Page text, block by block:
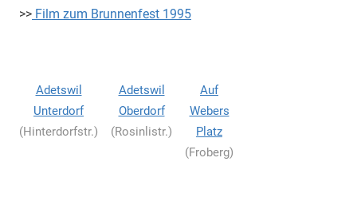
>> Film zum Brunnenfest 1995
Adetswil
Unterdorf
(Hinterdorfstr.)
Adetswil
Oberdorf
(Rosinlistr.)
Auf
Webers
Platz
(Froberg)